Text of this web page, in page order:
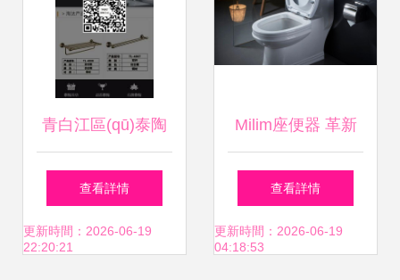
青白江區(qū)泰陶
衛(wèi)浴經(jīng)營
部 專業(yè)打造個
查看詳情
更新時間：2026-06-19
22:20:21
Milim座便器 革新
個人衛(wèi)生體
驗，引領健康生活
查看詳情
更新時間：2026-06-19
04:18:53